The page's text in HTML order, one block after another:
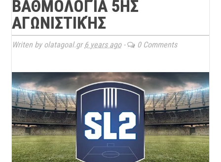
ΒΑΘΜΟΛΟΓΊΑ 5ΗΣ
ΑΓΩΝΙΣΤΙΚΉΣ
Writen by olatagoal.gr 6 years ago- 0 Comments